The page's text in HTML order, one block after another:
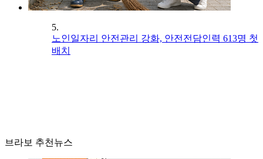
5.
노인일자리 안전관리 강화, 안전전담인력 613명 첫
배치
브라보 추천뉴스